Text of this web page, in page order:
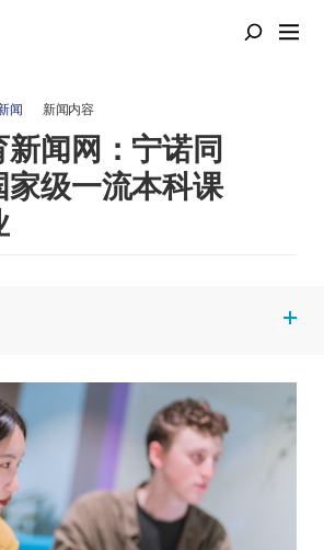
闻 新闻内容
新闻网：宁诺同
家级一流本科课